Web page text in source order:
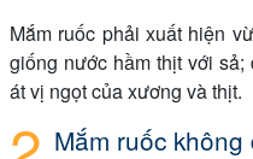
Mắm ruốc phải xuất hiện
giống nước hầm thịt với
át vị ngọt của xương và thịt.
Mắm ruốc